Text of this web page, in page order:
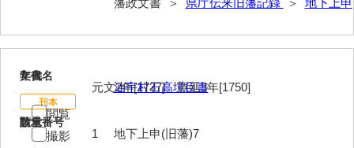
藩政文書 ＞ 県庁伝来旧藩記録 ＞ 地下上申
7
文書名
油宇村石高境目書
請求番号
地下上申(旧藩)7
年代
元文2年[1737]、寛延3年[1750]
数量
1
閲覧
撮影